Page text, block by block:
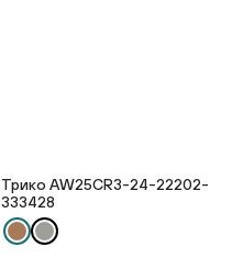
Трико AW25CR3-24-22202-
333428